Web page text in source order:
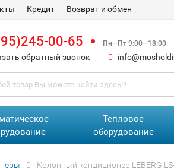
Кредит Возврат и обмен
00-65 Пн—Пт 9:00—18:00
обратный звонок
Тепловое
оборудование
Колонный кондиционер LEBERG